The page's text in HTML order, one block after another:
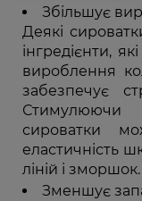
Збільшує
Деякі
інгредієнти,
вироблення
забезпечує
сироватки
еластичність
ліній і зморшок.
Зменшує